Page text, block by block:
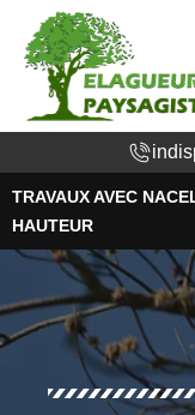
TRAVAUX AVEC
HAUTEUR